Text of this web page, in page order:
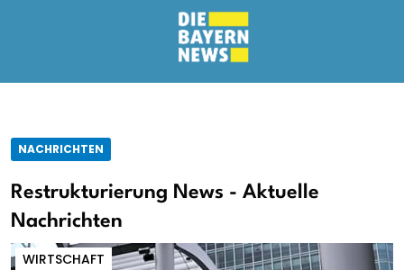
NACHRICHTEN
Restrukturierung News - Aktuelle
Nachrichten
WIRTSCHAFT